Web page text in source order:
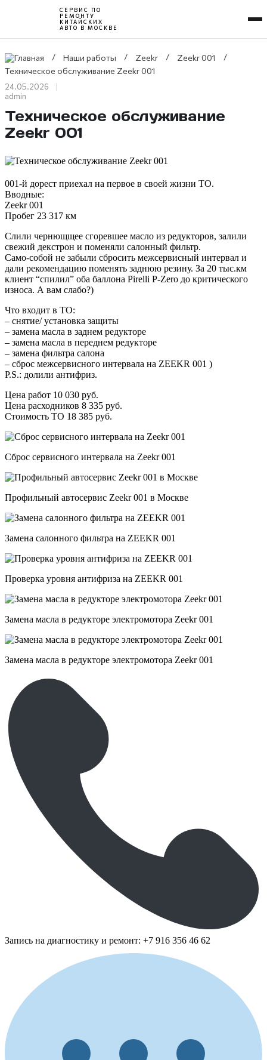
к
содержимому
СЕРВИС ПО
РЕМОНТУ
КИТАЙСКИХ
АВТО В МОСКВЕ
/ Наши работы / Zeekr / Zeekr 001
/
Техническое обслуживание Zeekr 001
24.05.2026
admin
Техническое обслуживание
Zeekr 001
001-й дорест приехал на первое в своей жизни ТО.
Вводные:
Zeekr 001
Пробег 23 317 км
Слили чернющщее сгоревшее масло из редукторов, залили
свежий декстрон и поменяли салонный фильтр.
Само-собой не забыли сбросить межсервисный интервал и
дали рекомендацию поменять заднюю резину. За 20 тыс.км
клиент “спилил” оба баллона Pirelli P-Zero до критического
износа. А вам слабо?)
Что входит в ТО:
– снятие/ установка защиты
– замена масла в заднем редукторе
– замена масла в переднем редукторе
– замена фильтра салона
– сброс межсервисного интервала на ZEEKR 001 )
P.S.: долили антифриз.
Цена работ 10 030 руб.
Цена расходников 8 335 руб.
Стоимость ТО 18 385 руб.
Сброс сервисного интервала на Zeekr 001
Профильный автосервис Zeekr 001 в Москве
Замена салонного фильтра на ZEEKR 001
Проверка уровня антифриза на ZEEKR 001
Замена масла в редукторе электромотора Zeekr 001
Замена масла в редукторе электромотора Zeekr 001
Запись на диагностику и ремонт: +7 916 356 46 62